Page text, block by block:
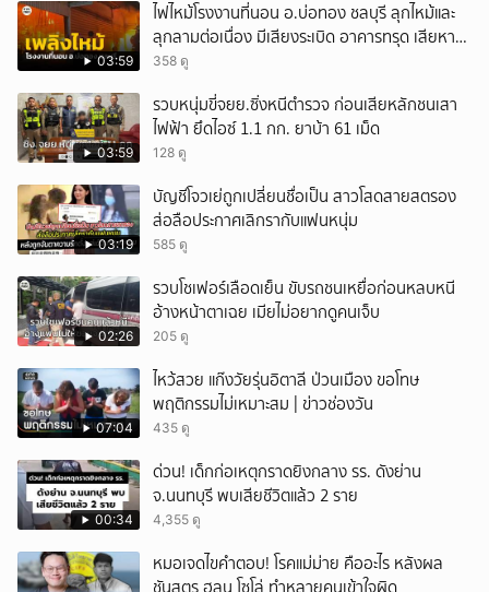
03:59
ไฟไหม้โรงงานที่นอน อ.บ่อทอง ชลบุรี ลุกไหม้และ
ลุกลามต่อเนื่อง มีเสียงระเบิด อาคารทรุด เสียหาย
หนัก
358 ดู
03:59
รวบหนุ่มขี่จยย.ซิ่งหนีตำรวจ ก่อนเสียหลักชนเสา
ไฟฟ้า ยึดไอซ์ 1.1 กก. ยาบ้า 61 เม็ด
128 ดู
03:19
บัญชีโจวเย่ถูกเปลี่ยนชื่อเป็น สาวโสดสายสตรอง
ส่อลือประกาศเลิกรากับแฟนหนุ่ม
585 ดู
02:26
รวบโชเฟอร์เลือดเย็น ขับรถชนเหยื่อก่อนหลบหนี
อ้างหน้าตาเฉย เมียไม่อยากดูคนเจ็บ
205 ดู
07:04
ไหว้สวย แก๊งวัยรุ่นอิตาลี ป่วนเมือง ขอโทษ
พฤติกรรมไม่เหมาะสม | ข่าวช่องวัน
435 ดู
00:34
ด่วน! เด็กก่อเหตุกราดยิงกลาง รร. ดังย่าน
จ.นนทบุรี พบเสียชีวิตแล้ว 2 ราย
4,355 ดู
หมอเจดไขคำตอบ! โรคแม่ม่าย คืออะไร หลังผล